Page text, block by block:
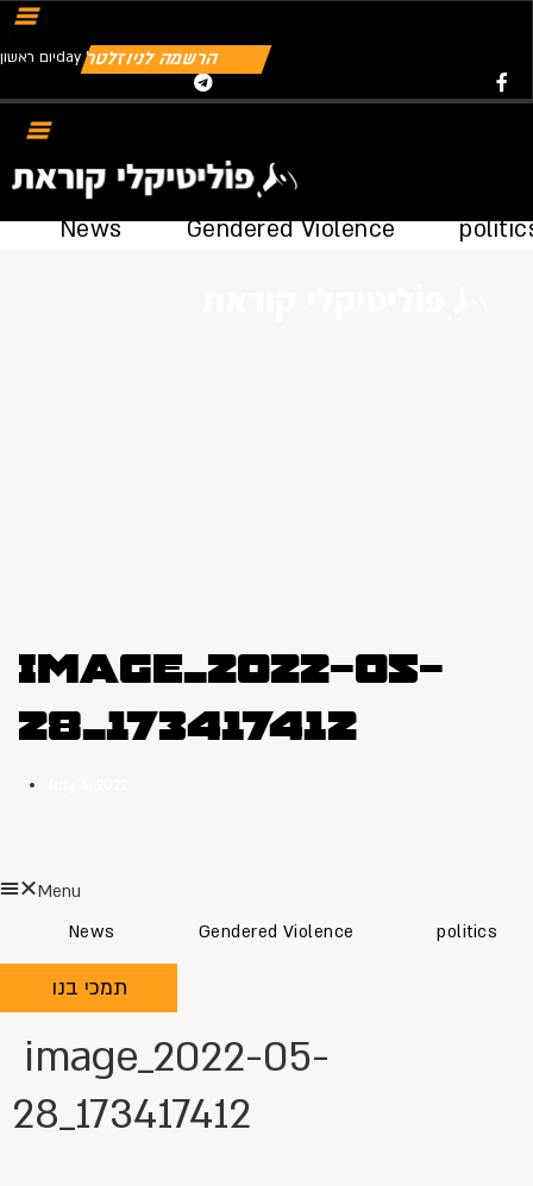
הרשמה לניוזלטר
יום ראשוןday | 09.08.2026
News Gendered Violence
image_2022-05-
28_173417412
Menu
News
Gendered Violence politics
תמכי בנו
image_2022-05-
28_173417412